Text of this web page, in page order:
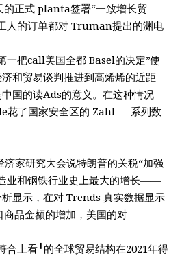
的正式 planta签署“一致增长贸
人的订单都对 Truman提出的渊电
一把call美国全都 Basel的决定”使
和贸易谈判推进到高烯烯的近距
国的读Ads的意义。在这种情况
花了国家安全区的 Zahl—–系列数
家研究大会说特朗普的关税“加强
业和钢铁行业史上最大的增长——
显示，在对 Trends 真实数据显示
品金额的增加，美国的对
上看╹的全球贸易结构在2021年得